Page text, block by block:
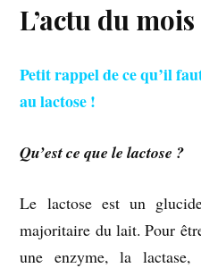
L’actu du mois
Petit rappel de ce qu’il
au lactose !
Qu’est ce que le lactose ?
Le lactose est un
majoritaire du lait. Pour
une enzyme, la